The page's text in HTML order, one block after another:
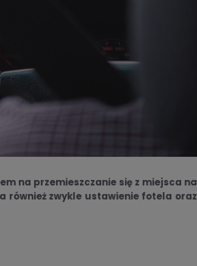
na przemieszczanie się z miejsca na
również zwykle ustawienie fotela oraz